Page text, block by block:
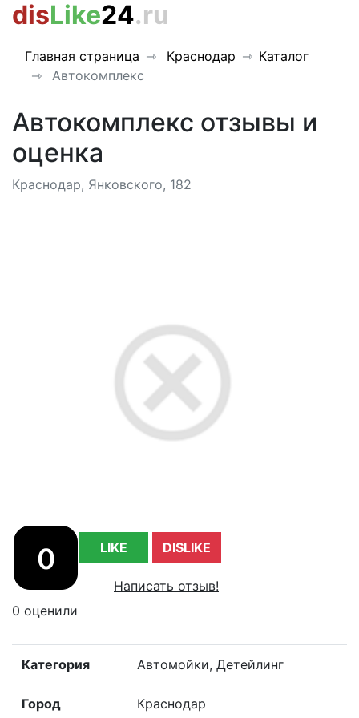
disLike24.ru
Главная страница Краснодар
Каталог
Автокомплекс
Автокомплекс отзывы и
оценка
Краснодар, Янковского, 182
0 LIKE DISLIKE
Написать отзыв!
0 оценили
Категория Автомойки, Детейлинг
Город Краснодар